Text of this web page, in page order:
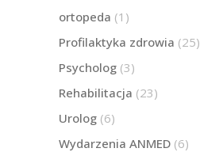
ortopeda (1)
Profilaktyka zdrowia (25)
Psycholog (3)
Rehabilitacja (23)
Urolog (6)
Wydarzenia ANMED (6)